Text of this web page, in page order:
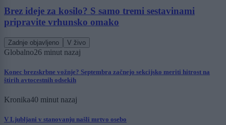
Brez ideje za kosilo? S samo tremi sestavinami
pripravite vrhunsko omako
Zadnje objavljeno V živo
Globalno26 minut nazaj
Konec brezskrbne vožnje? Septembra začnejo sekcijsko meriti hitrost na
štirih avtocestnih odsekih
Kronika40 minut nazaj
V Ljubljani v stanovanju našli mrtvo osebo